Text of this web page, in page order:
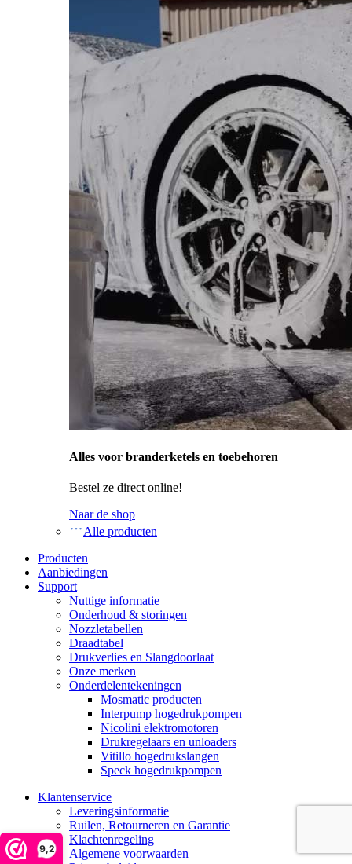
9,2
Alles voor branderketels en toebehoren
Bestel ze direct online!
Naar de shop
Alle producten
Producten
Aanbiedingen
Support
Nuttige informatie
Onderhoud & storingen
Nozzletabellen
Draadtabel
Drukverlies en Slangdoorlaat
Onze merken
Onderdelentekeningen
Mosmatic producten
Interpump hogedrukpompen
Nicolini elektromotoren
Drukregelaars en unloaders
Vitillo hogedrukslangen
Speck hogedrukpompen
Klantenservice
Leveringsinformatie
Ruilen, Retourneren en Garantie
Klachtenregeling
Algemene voorwaarden